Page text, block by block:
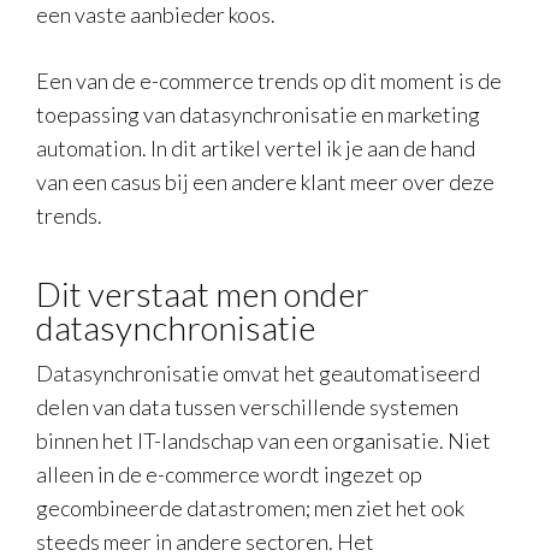
een vaste aanbieder koos.
Een van de e-commerce trends op dit moment is de
toepassing van datasynchronisatie en marketing
automation. In dit artikel vertel ik je aan de hand
van een casus bij een andere klant meer over deze
trends.
Dit verstaat men onder
datasynchronisatie
Datasynchronisatie omvat het geautomatiseerd
delen van data tussen verschillende systemen
binnen het IT-landschap van een organisatie. Niet
alleen in de e-commerce wordt ingezet op
gecombineerde datastromen; men ziet het ook
steeds meer in andere sectoren. Het